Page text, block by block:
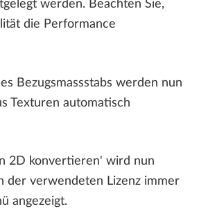
werden. Beachten Sie,
die Performance
Bezugsmassstabs werden nun
Texturen automatisch
2D konvertieren' wird nun
der verwendeten Lizenz immer
angezeigt.